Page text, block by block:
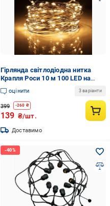
Гірлянда світлодіодна нитка
Крапля Роси 10 м 100 LED на
батарейках (4936219)
оцінити 3 варіанти
399 -260 ₴
139 ₴/шт.
Доставимо